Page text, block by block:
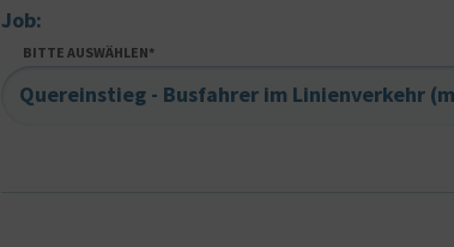
Job:
Quereinstieg - Busfahrer im Linienverkehr
BITTE AUSWÄHLEN*